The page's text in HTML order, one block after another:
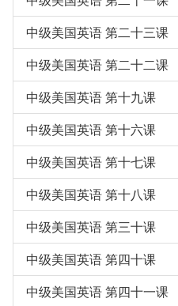
中级美国英语 第二十三课
中级美国英语 第二十二课
中级美国英语 第十九课
中级美国英语 第十六课
中级美国英语 第十七课
中级美国英语 第十八课
中级美国英语 第三十课
中级美国英语 第四十课
中级美国英语 第四十一课